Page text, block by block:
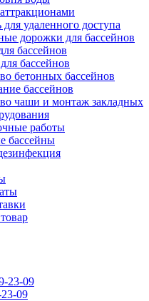
удаленного доступа
дорожки для бассейнов
бассейнов
бассейнов
бетонных бассейнов
бассейнов
чаши и монтаж закладных
работы
бассейны
23-09
09